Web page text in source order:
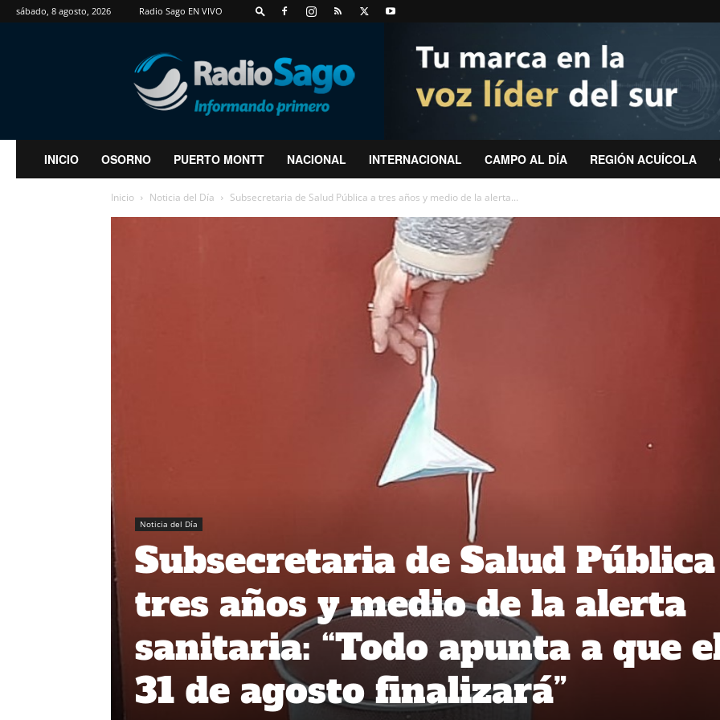
sábado, 8 agosto, 2026 Radio Sago EN VIVO
RadioSago
INICIO OSORNO PUERTO MONTT NACIONAL INTERNACIONAL CAMPO AL DÍA REGIÓN ACUÍCOLA
Inicio Noticia del Día Subsecretaria de Salud Pública a tres años y medio de la alerta...
Noticia del Día
Subsecretaria de Salud
tres años y medio de la alerta
sanitaria: “Todo apunta a que
31 de agosto finalizará”